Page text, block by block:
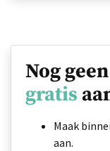
Nog
gratis
Maak
aan.